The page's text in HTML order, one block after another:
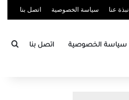
نبذة عنا سياسة الخصوصية اتصل بنا
سياسة الخصوصية اتصل بنا